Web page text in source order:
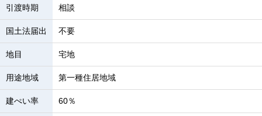
引渡時期 相談
国土法届出 不要
地目 宅地
用途地域 第一種住居地域
建ぺい率 60％